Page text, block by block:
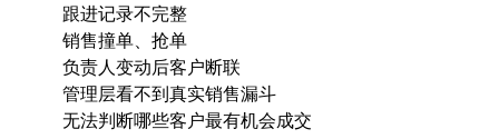
跟进记录不完整
销售撞单、抢单
负责人变动后客户断联
管理层看不到真实销售漏斗
无法判断哪些客户最有机会成交